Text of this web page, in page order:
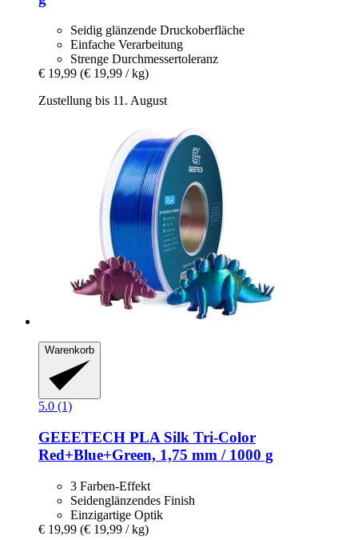
Seidig glänzende Druckoberfläche
Einfache Verarbeitung
Strenge Durchmessertoleranz
€ 19,99 (€ 19,99 / kg)
Zustellung bis 11. August
Warenkorb
5.0 (1)
GEEETECH PLA Silk Tri-​Color
Red+Blue+Green, 1,75 mm / 1000 g
3 Farben-Effekt
Seidenglänzendes Finish
Einzigartige Optik
€ 19,99 (€ 19,99 / kg)